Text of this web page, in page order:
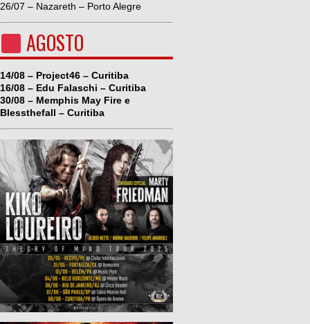
26/07 – Nazareth – Porto Alegre
AGOSTO
14/08 – Project46 – Curitiba
16/08 – Edu Falaschi – Curitiba
30/08 – Memphis May Fire e
Blessthefall – Curitiba